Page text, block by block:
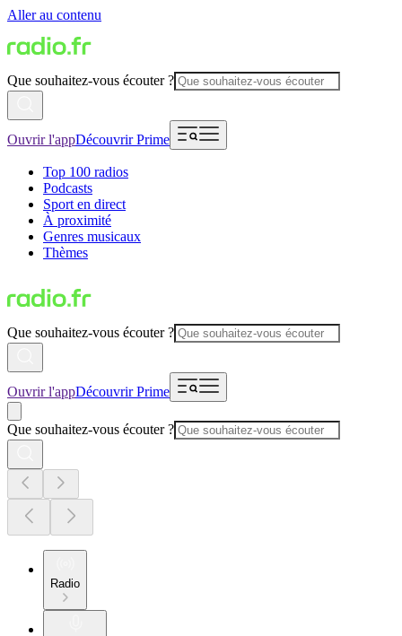
Aller au contenu
Que souhaitez-vous écouter ?
Ouvrir l'appDécouvrir Prime
Top 100 radios
Podcasts
Sport en direct
À proximité
Genres musicaux
Thèmes
Que souhaitez-vous écouter ?
Ouvrir l'appDécouvrir Prime
Que souhaitez-vous écouter ?
Radio